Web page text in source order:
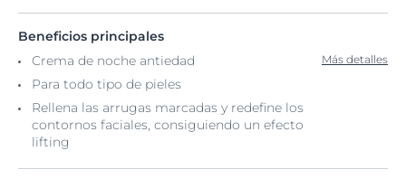
Beneficios principales
Crema de noche antiedad
Para todo tipo de pieles
Rellena las arrugas marcadas y redefine los
contornos faciales, consiguiendo un efecto
lifting
Más detalles